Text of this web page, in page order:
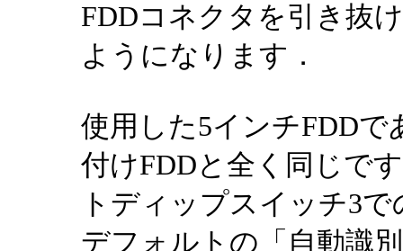
FDDコネクタを引き抜
ようになります．
使用した5インチFDDで
付けFDDと全く同じで
トディップスイッチ3
デフォルトの「自動識